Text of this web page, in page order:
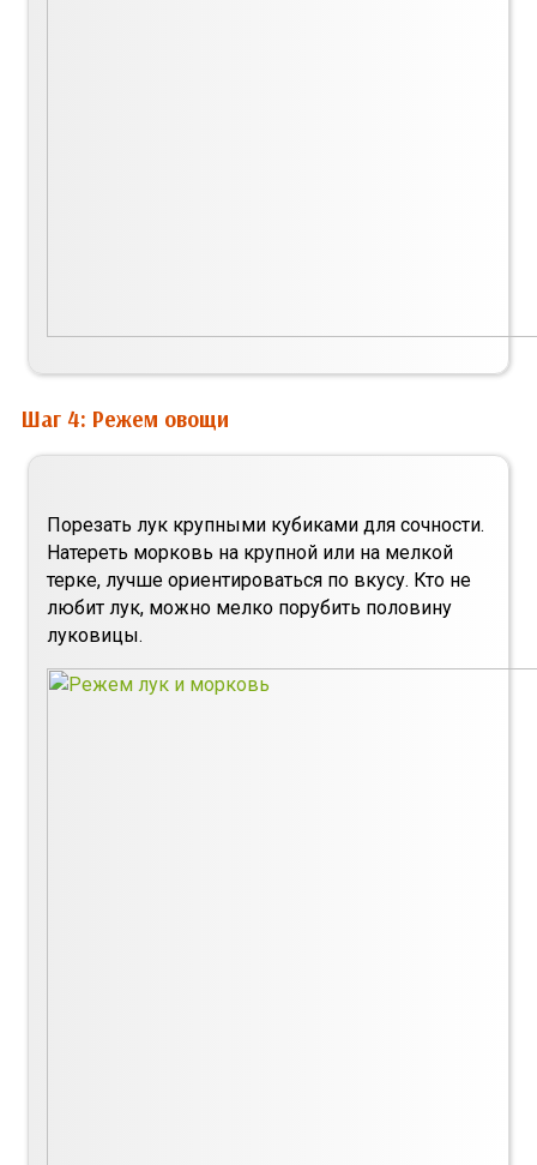
Шаг 4: Режем овощи
Порезать лук крупными кубиками для сочности.
Натереть морковь на крупной или на мелкой
терке, лучше ориентироваться по вкусу. Кто не
любит лук, можно мелко порубить половину
луковицы.